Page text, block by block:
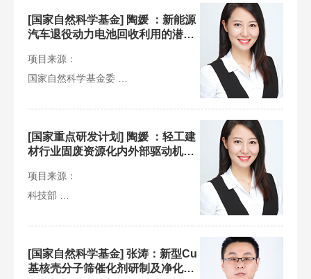
[国家自然科学基金] 陶媛 ：新能源
汽车退役动力电池回收利用的潜力
项目来源：
国家自然科学基金委
立项年份：
2020年
项目主持人：
本项目拟针对三元锂电池、磷酸铁锂电
池构建全生命周期评价模型，重点研究
[国家重点研发计划] 陶媛 ：轻工建
材行业固废资源化内外部驱动机制
项目来源：
科技部
立项年份：
2020年
[国家自然科学基金] 张涛：新型Cu
基核壳分子筛催化剂研制及净化柴